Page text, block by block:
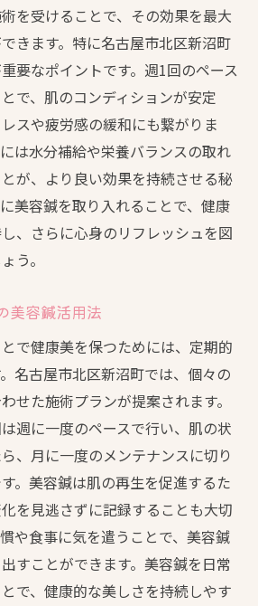
を受けることで、その効果を最大
きます。特に名古屋市北区新沼町
要なポイントです。週1回のペース
で、肌のコンディションが安定
スや疲労感の緩和にも繋がりま
は水分補給や栄養バランスの取れ
が、より良い効果を持続させる秘
美容鍼を取り入れることで、健康
、さらに心身のリフレッシュを図
う。
美容鍼活用法
で健康美を保つためには、定期的
名古屋市北区新沼町では、個々の
せた施術プランが提案されます。
週に一度のペースで行い、肌の状
、月に一度のメンテナンスに切り
。美容鍼は肌の再生を促進するた
を見逃さずに記録することも大切
や食事に気を遣うことで、美容鍼
すことができます。美容鍼を日常
で、健康的な美しさを持続しやす